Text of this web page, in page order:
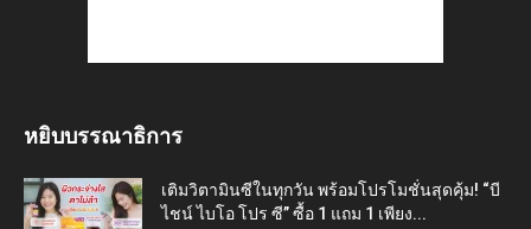
หยิบบรรณาธิการ
เติมวิตามินซีในทุกวัน พร้อมโปรโมชั่นสุดคุ้ม! “บี
ไชน์ ไบโอ โปร ซี” ซื้อ 1 แถม 1 เพียง...